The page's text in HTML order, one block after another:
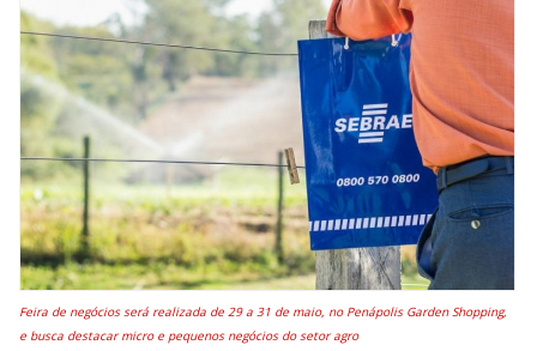
Feira de negócios será realizada de 29 a 31 de maio, no Penápolis Garden Shopping,
e busca destacar micro e pequenos negócios do setor agro